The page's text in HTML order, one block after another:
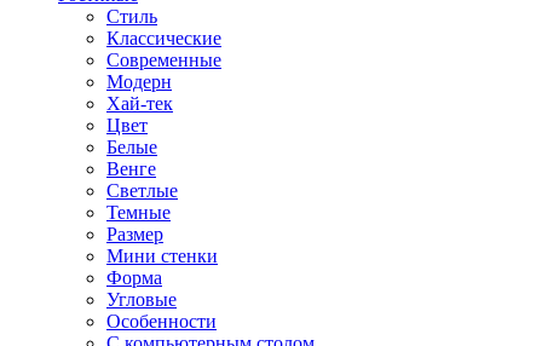
Стиль
Классические
Современные
Модерн
Хай-тек
Цвет
Белые
Венге
Светлые
Темные
Размер
Мини стенки
Форма
Угловые
Особенности